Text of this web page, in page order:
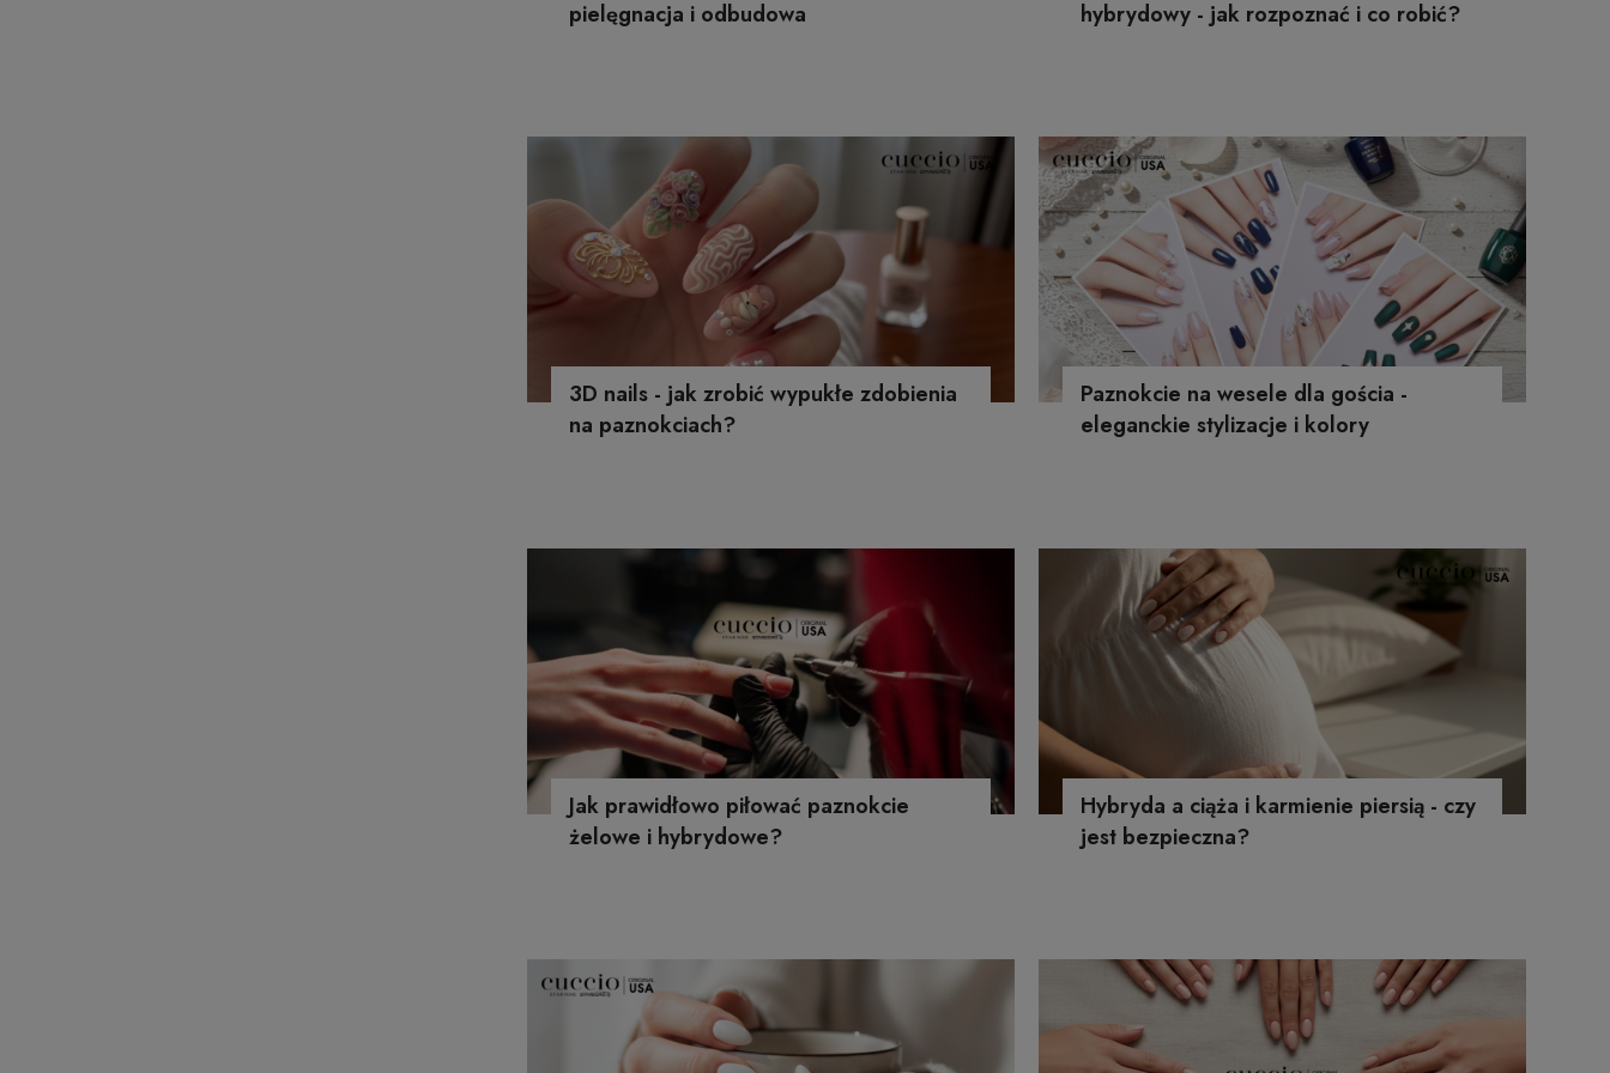
pielęgnacja i odbudowa
hybrydowy - jak rozpoznać i co robić?
3D nails - jak zrobić wypukłe zdobienia
na paznokciach?
Paznokcie na wesele dla gościa -
eleganckie stylizacje i kolory
Jak prawidłowo piłować paznokcie
żelowe i hybrydowe?
Hybryda a ciąża i karmienie piersią - czy
jest bezpieczna?